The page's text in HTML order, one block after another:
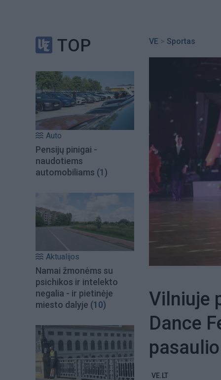
TOP
Auto
Pensijų pinigai -
naudotiems
automobiliams (1)
Aktualijos
Namai žmonėms su
psichikos ir intelekto
negalia - ir pietinėje
miesto dalyje (10)
VE > Sportas
Vilniuje
Dance
VE.LT